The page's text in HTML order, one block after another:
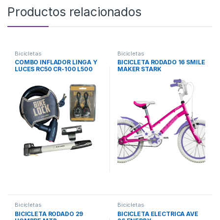
Productos relacionados
Bicicletas
COMBO INFLADOR LINGA Y
LUCES RC50 CR-100 L500
Bicicletas
BICICLETA RODADO 16 SMILE
MAKER STARK
Bicicletas
BICICLETA RODADO 29
Bicicletas
BICICLETA ELECTRICA AVE